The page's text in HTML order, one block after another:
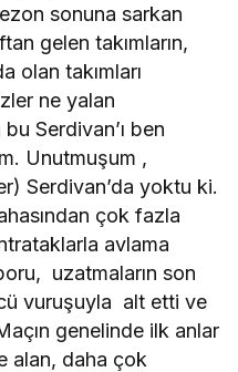
sonuna sarkan
gelen takımların,
olan takımları
ne yalan
Serdivan’ı ben
Unutmuşum ,
Serdivan’da yoktu ki.
çok fazla
avlama
uzatmaların son
vuruşuyla alt etti ve
genelinde ilk anlar
alan, daha çok